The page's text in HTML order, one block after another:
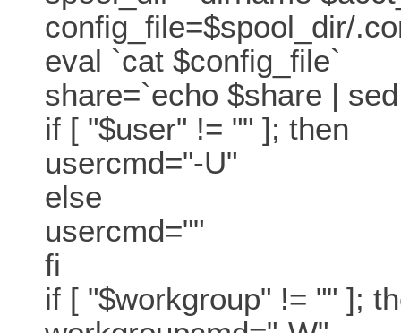
config_file=$spool_dir/
eval `cat $config_file`
share=`echo $share |
if [ "$user" != "" ]; then
usercmd="-U"
else
usercmd=""
fi
if [ "$workgroup" != "" ];